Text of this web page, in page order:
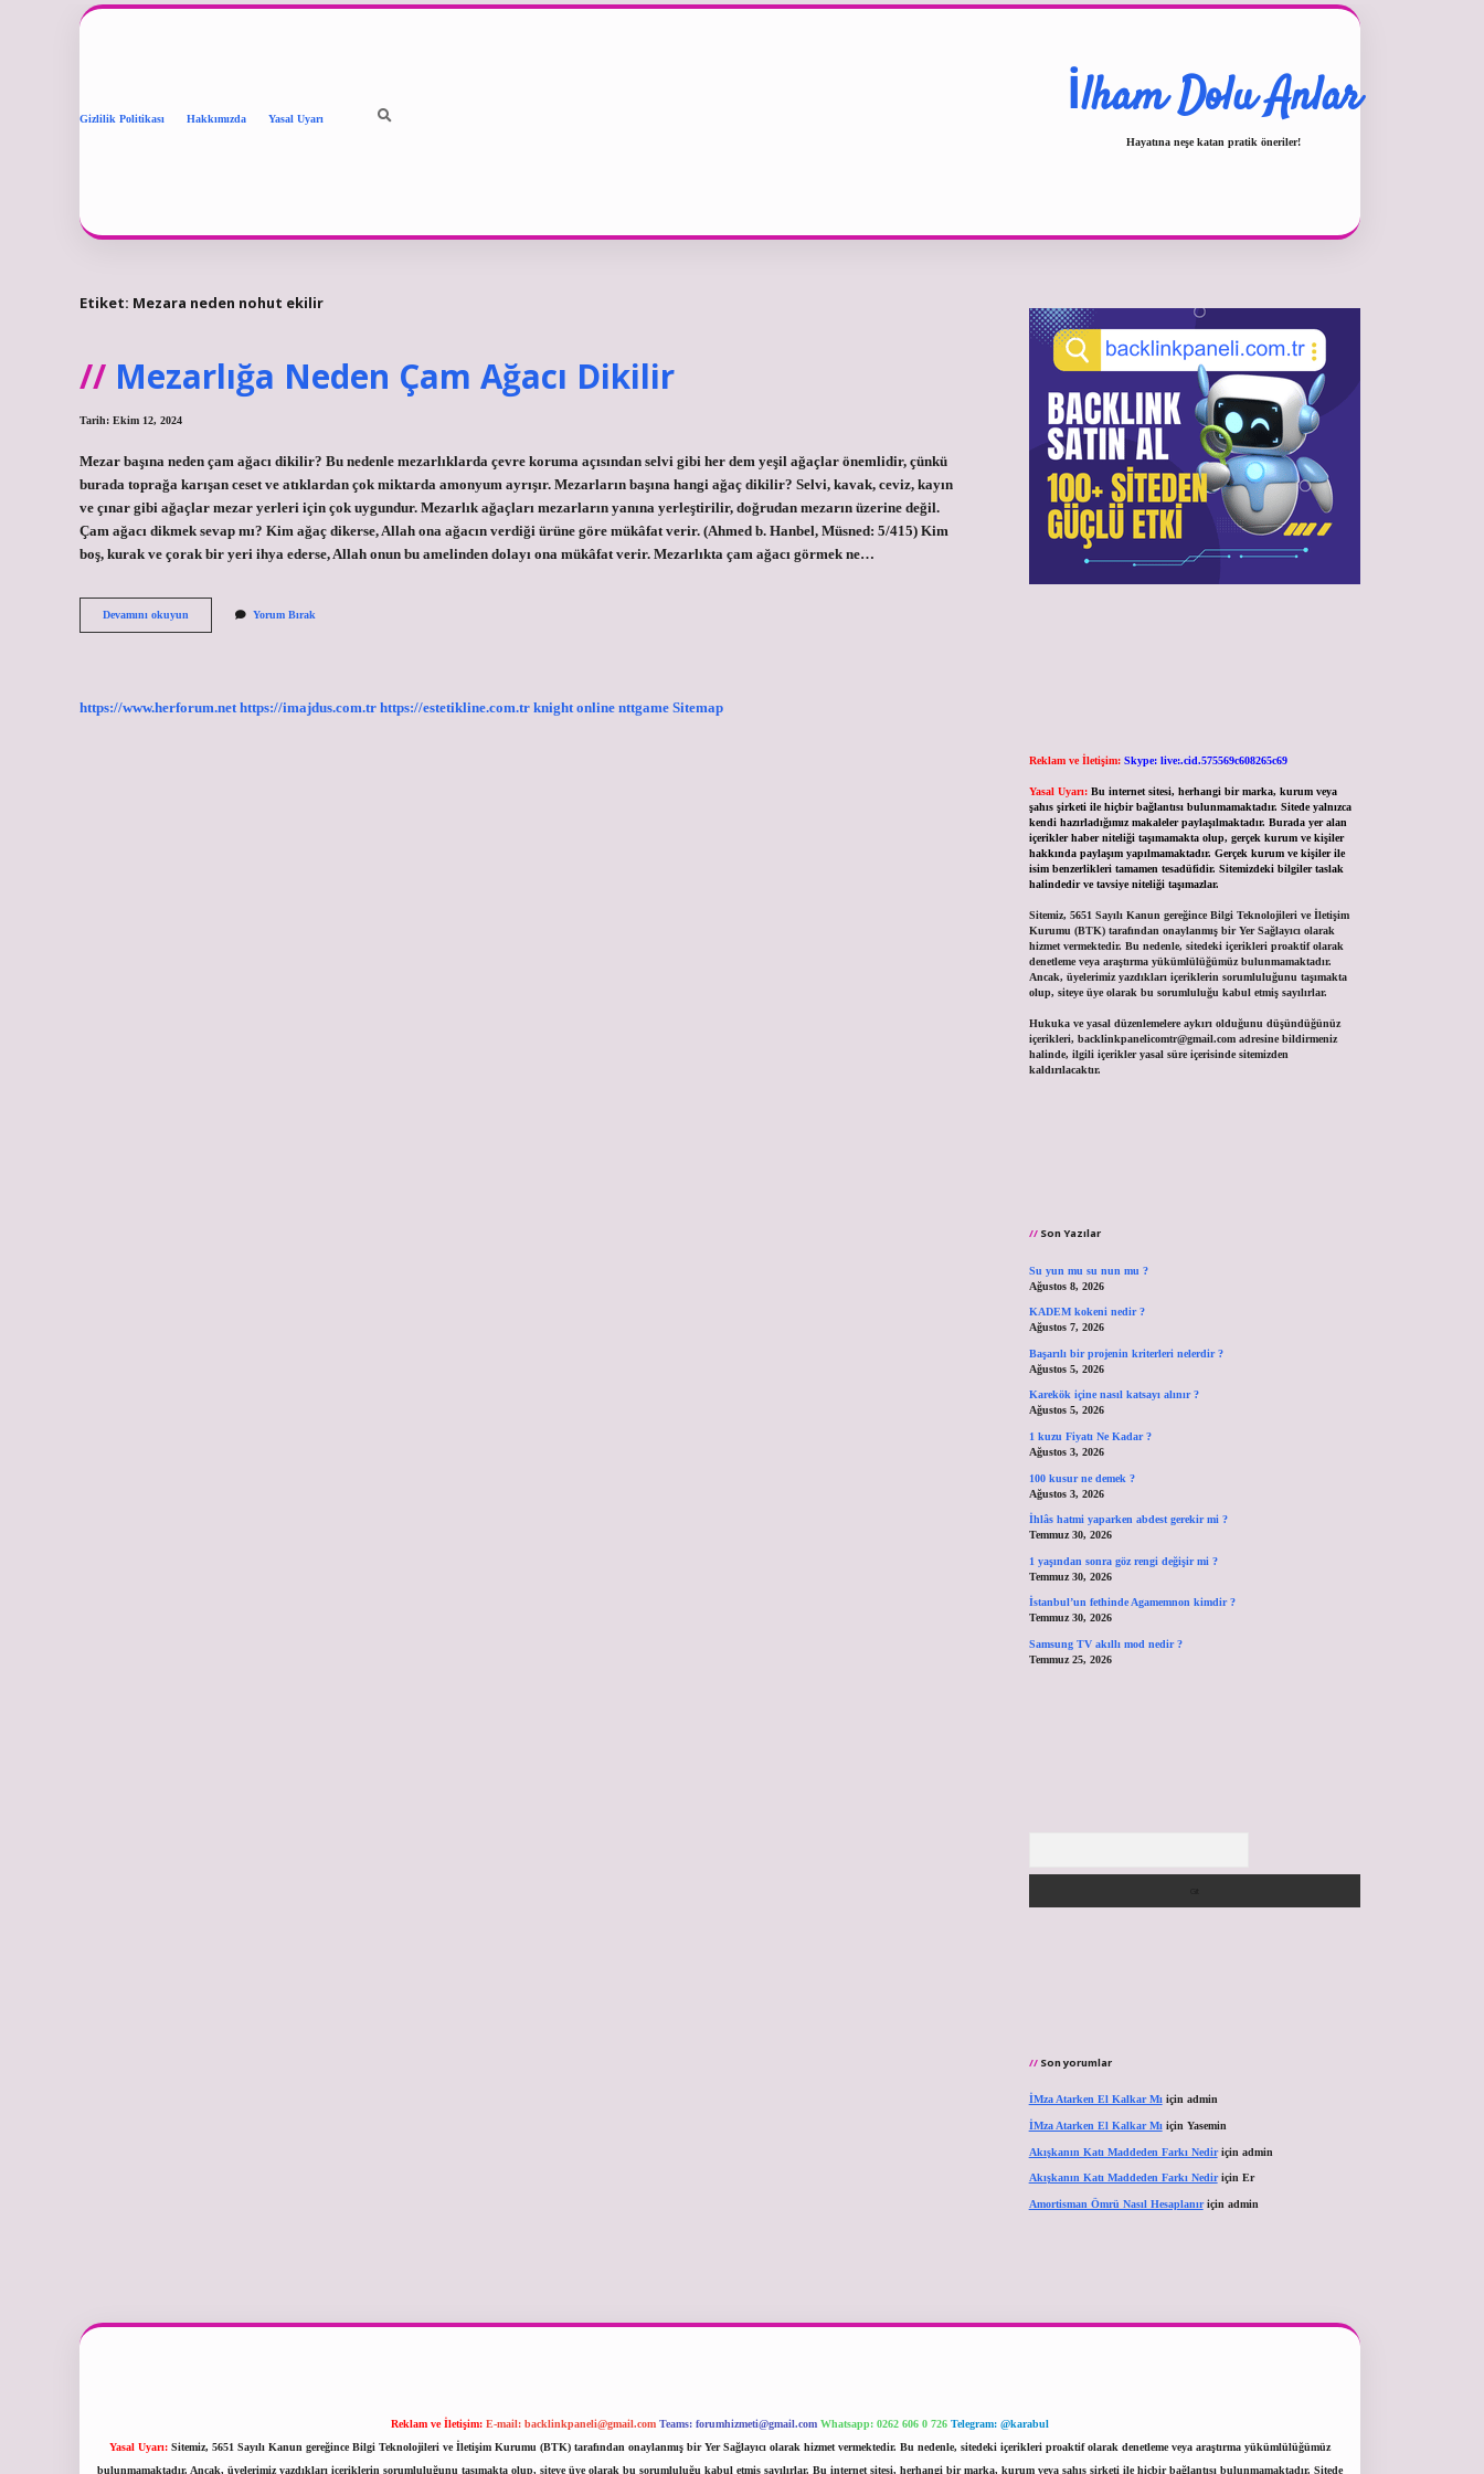
Gizlilik Politikası Hakkımızda Yasal Uyarı İlham Dolu Anlar
Hayatına neşe katan pratik öneriler!
Etiket: Mezara neden nohut ekilir
Mezarlığa Neden Çam Ağacı Dikilir
Tarih: Ekim 12, 2024
Mezar başına neden çam ağacı dikilir? Bu nedenle mezarlıklarda çevre koruma açısından selvi gibi her dem yeşil ağaçlar önemlidir, çünkü
burada toprağa karışan ceset ve atıklardan çok miktarda amonyum ayrışır. Mezarların başına hangi ağaç dikilir? Selvi, kavak, ceviz, kayın
ve çınar gibi ağaçlar mezar yerleri için çok uygundur. Mezarlık ağaçları mezarların yanına yerleştirilir, doğrudan mezarın üzerine değil.
Çam ağacı dikmek sevap mı? Kim ağaç dikerse, Allah ona ağacın verdiği ürüne göre mükâfat verir. (Ahmed b. Hanbel, Müsned: 5/415) Kim
boş, kurak ve çorak bir yeri ihya ederse, Allah onun bu amelinden dolayı ona mükâfat verir. Mezarlıkta çam ağacı görmek ne…
Devamını okuyun
Neden
Yorum Bırak
https://www.herforum.net https://imajdus.com.tr https://estetikline.com.tr knight online nttgame Sitemap
Reklam ve İletişim: Skype: live:.cid.575569c608265c69
Yasal Uyarı: Bu internet sitesi, herhangi bir marka, kurum veya
şahıs şirketi ile hiçbir bağlantısı bulunmamaktadır. Sitede yalnızca
kendi hazırladığımız makaleler paylaşılmaktadır. Burada yer alan
içerikler haber niteliği taşımamakta olup, gerçek kurum ve kişiler
hakkında paylaşım yapılmamaktadır. Gerçek kurum ve kişiler ile
isim benzerlikleri tamamen tesadüfidir. Sitemizdeki bilgiler taslak
halindedir ve tavsiye niteliği taşımazlar.
Sitemiz, 5651 Sayılı Kanun gereğince Bilgi Teknolojileri ve İletişim
Kurumu (BTK) tarafından onaylanmış bir Yer Sağlayıcı olarak
hizmet vermektedir. Bu nedenle, sitedeki içerikleri proaktif olarak
denetleme veya araştırma yükümlülüğümüz bulunmamaktadır.
Ancak, üyelerimiz yazdıkları içeriklerin sorumluluğunu taşımakta
olup, siteye üye olarak bu sorumluluğu kabul etmiş sayılırlar.
Hukuka ve yasal düzenlemelere aykırı olduğunu düşündüğünüz
içerikleri, backlinkpanelicomtr@gmail.comadresine bildirmeniz
halinde, ilgili içerikler yasal süre içerisinde sitemizden
kaldırılacaktır.
Son Yazılar
Su yun mu su nun mu ?
Ağustos 8, 2026
KADEM kokeni nedir ?
Ağustos 7, 2026
Başarılı bir projenin kriterleri nelerdir ?
Ağustos 5, 2026
Karekök içine nasıl katsayı alınır ?
Ağustos 5, 2026
1 kuzu Fiyatı Ne Kadar ?
Ağustos 3, 2026
100 kusur ne demek ?
Ağustos 3, 2026
İhlâs hatmi yaparken abdest gerekir mi ?
Temmuz 30, 2026
1 yaşından sonra göz rengi değişir mi ?
Temmuz 30, 2026
İstanbul’un fethinde Agamemnon kimdir ?
Temmuz 30, 2026
Samsung TV akıllı mod nedir ?
Temmuz 25, 2026
Son yorumlar
İMza Atarken El Kalkar Mıiçin admin
İMza Atarken El Kalkar Mıiçin Yasemin
Akışkanın Katı Maddeden Farkı Nediriçin admin
Akışkanın Katı Maddeden Farkı Nediriçin Er
Amortisman Ömrü Nasıl Hesaplanıriçin admin
Reklam ve İletişim: E-mail: backlinkpaneli@gmail.com Teams: forumhizmeti@gmail.com Whatsapp: 0262 606 0 726 Telegram: @karabul
Yasal Uyarı: Sitemiz, 5651 Sayılı Kanun gereğince Bilgi Teknolojileri ve İletişim Kurumu (BTK) tarafından onaylanmış bir Yer Sağlayıcı olarak hizmet vermektedir. Bu nedenle, sitedeki içerikleri proaktif olarak denetleme veya araştırma yükümlülüğümüz
bulunmamaktadır. Ancak, üyelerimiz yazdıkları içeriklerin sorumluluğunu taşımakta olup, siteye üye olarak bu sorumluluğu kabul etmiş sayılırlar. Bu internet sitesi, herhangi bir marka, kurum veya şahıs şirketi ile hiçbir bağlantısı bulunmamaktadır. Sitede